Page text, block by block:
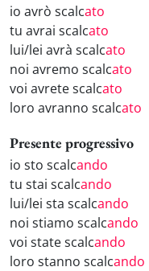
io avrò scalcato
tu avrai scalcato
lui/lei avrà scalcato
noi avremo scalcato
voi avrete scalcato
loro avranno scalcato
Presente progressivo
io sto scalcando
tu stai scalcando
lui/lei sta scalcando
noi stiamo scalcando
voi state scalcando
loro stanno scalcando